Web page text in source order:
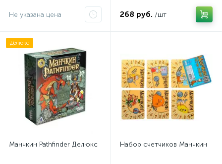
Не указана цена 268 руб. /шт
Делюкс
Манчкин Pathfinder Делюкс Набор счетчиков Манчкин